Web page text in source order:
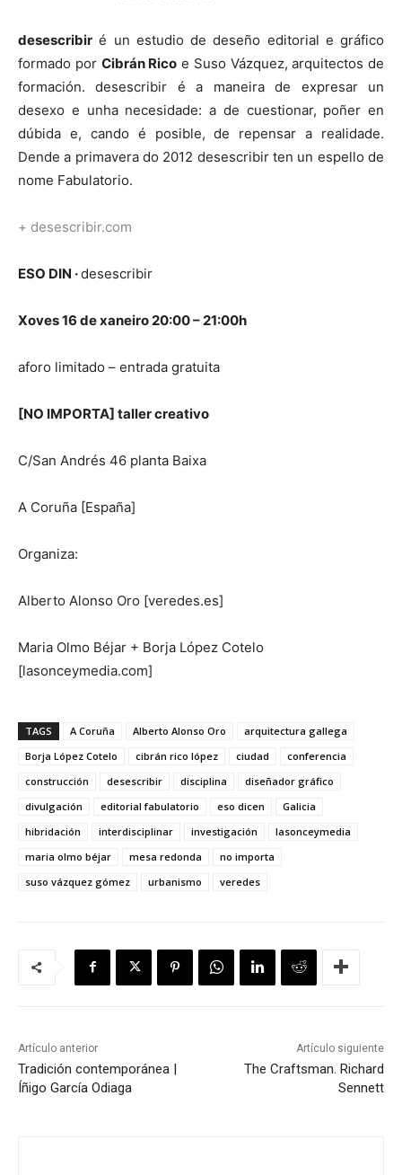
desescribir é un estudio de deseño editorial e gráfico
formado por Cibrán Rico e Suso Vázquez, arquitectos de
formación. desescribir é a maneira de expresar un
desexo e unha necesidade: a de cuestionar, poñer en
dúbida e, cando é posible, de repensar a realidade.
Dende a primavera do 2012 desescribir ten un espello de
nome Fabulatorio.
+ desescribir.com
ESO DIN ·desescribir
Xoves 16 de xaneiro 20:00 – 21:00h
aforo limitado – entrada gratuita
[NO IMPORTA] taller creativo
C/San Andrés 46 planta Baixa
A Coruña [España]
Organiza:
Alberto Alonso Oro [veredes.es]
Maria Olmo Béjar + Borja López Cotelo
[lasonceymedia.com]
TAGS A Coruña Alberto Alonso Oro
arquitectura gallega
Borja López Cotelo
cibrán rico lópez ciudad
conferencia
construcción
desescribir disciplina
diseñador gráfico
divulgación
editorial fabulatorio eso dicen
Galicia
hibridación
interdisciplinar investigación
lasonceymedia
maria olmo béjar
mesa redonda
no importa
suso vázquez gómez
urbanismo veredes
Artículo anterior
Tradición contemporánea |
Íñigo García Odiaga
Artículo siguiente
The Craftsman. Richard
Sennett